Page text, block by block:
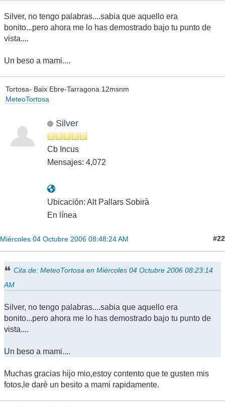
Silver, no tengo palabras....sabia que aquello era
bonito...pero ahora me lo has demostrado bajo tu punto de
vista....
Un beso a mami....
Tortosa- Baix Ebre-Tarragona 12msnm
MeteoTortosa
Silver
Cb Incus
Mensajes: 4,072
Ubicación: Alt Pallars Sobirà
En línea
Miércoles 04 Octubre 2006 08:48:24 AM #22
Cita de: MeteoTortosa en Miércoles 04 Octubre 2006 08:23:14
AM
Silver, no tengo palabras....sabia que aquello era
bonito...pero ahora me lo has demostrado bajo tu punto de
vista....
Un beso a mami....
Muchas gracias hijo mio,estoy contento que te gusten mis
fotos,le darè un besito a mami rapidamente.